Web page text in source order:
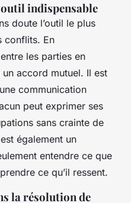
indispensable
doute l’outil le plus
conflits. En
les parties en
accord mutuel. Il est
communication
peut exprimer ses
sans crainte de
également un
entendre ce que
ce qu’il ressent.
la résolution de